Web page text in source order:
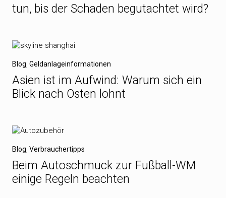
tun, bis der Schaden begutachtet wird?
Blog Geldanlageinformationen
Asien ist im Aufwind: Warum sich ein
Blick nach Osten lohnt
Blog Verbrauchertipps
Beim Autoschmuck zur Fußball-WM
einige Regeln beachten